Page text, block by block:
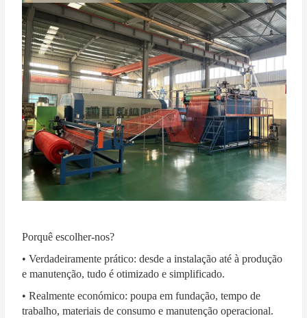
Porquê escolher-nos?
• Verdadeiramente prático: desde a instalação até à produção
e manutenção, tudo é otimizado e simplificado.
• Realmente económico: poupa em fundação, tempo de
trabalho, materiais de consumo e manutenção operacional.